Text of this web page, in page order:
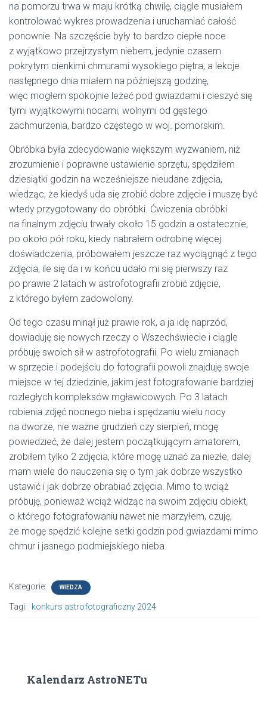
na pomorzu trwa w maju krótką chwilę, ciągle musiałem
kontrolować wykres prowadzenia i uruchamiać całość
ponownie. Na szczęście były to bardzo ciepłe noce
z wyjątkowo przejrzystym niebem, jedynie czasem
pokrytym cienkimi chmurami wysokiego piętra, a lekcje
następnego dnia miałem na późniejszą godzinę,
więc mogłem spokojnie leżeć pod gwiazdami i cieszyć się
tymi wyjątkowymi nocami, wolnymi od gęstego
zachmurzenia, bardzo częstego w woj. pomorskim.
Obróbka była zdecydowanie większym wyzwaniem, niż
zrozumienie i poprawne ustawienie sprzętu, spędziłem
dziesiątki godzin na wcześniejsze nieudane zdjęcia,
wiedząc, że kiedyś uda się zrobić dobre zdjęcie i muszę być
wtedy przygotowany do obróbki. Ćwiczenia obróbki
na finalnym zdjęciu trwały około 15 godzin a ostatecznie,
po około pół roku, kiedy nabrałem odrobinę więcej
doświadczenia, próbowałem jeszcze raz wyciągnąć z tego
zdjęcia, ile się da i w końcu udało mi się pierwszy raz
po prawie 2 latach w astrofotografii zrobić zdjęcie,
z którego byłem zadowolony.
Od tego czasu minął już prawie rok, a ja idę naprzód,
dowiaduję się nowych rzeczy o Wszechświecie i ciągle
próbuję swoich sił w astrofotografii. Po wielu zmianach
w sprzęcie i podejściu do fotografii powoli znajduję swoje
miejsce w tej dziedzinie, jakim jest fotografowanie bardziej
rozległych kompleksów mgławicowych. Po 3 latach
robienia zdjęć nocnego nieba i spędzaniu wielu nocy
na dworze, nie ważne grudzień czy sierpień, mogę
powiedzieć, że dalej jestem początkującym amatorem,
zrobiłem tylko 2 zdjęcia, które mogę uznać za niezłe, dalej
mam wiele do nauczenia się o tym jak dobrze wszystko
ustawić i jak dobrze obrabiać zdjęcia. Mimo to wciąż
próbuję, ponieważ wciąż widząc na swoim zdjęciu obiekt,
o którego fotografowaniu nawet nie marzyłem, czuję,
że mogę spędzić kolejne setki godzin pod gwiazdami mimo
chmur i jasnego podmiejskiego nieba.
Kategorie: WIEDZA
Tagi: konkurs astrofotograficzny 2024
Kalendarz AstroNETu